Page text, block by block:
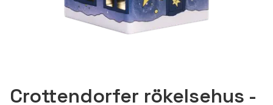
Crottendorfer rökelsehus -